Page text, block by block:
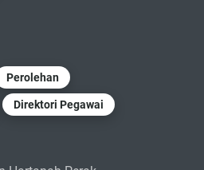
Perolehan
Direktori Pegawai